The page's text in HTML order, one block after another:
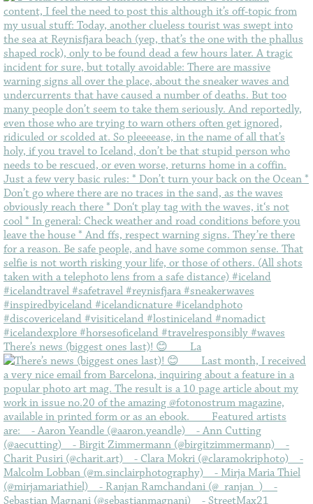
There’s news (biggest ones last)! 😊⠀ ⠀ La